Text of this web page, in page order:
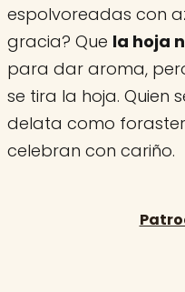
espolvoreadas con
gracia? Que la hoja
para dar aroma,
se tira la hoja. Quien
delata como
celebran con cariño.